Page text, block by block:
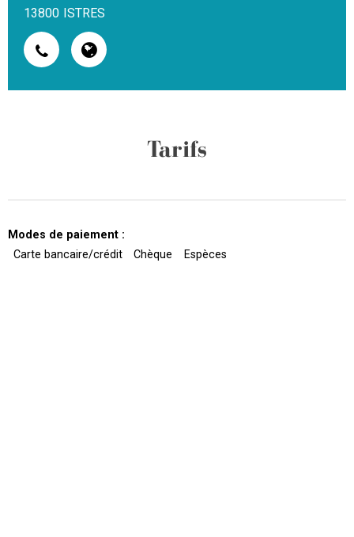
13800 ISTRES
Tarifs
Modes de paiement :
Carte bancaire/crédit
Chèque Espèces